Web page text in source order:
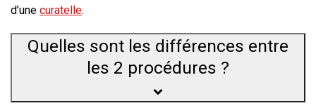
d’une curatelle.
Quelles sont les différences entre
les 2 procédures ?